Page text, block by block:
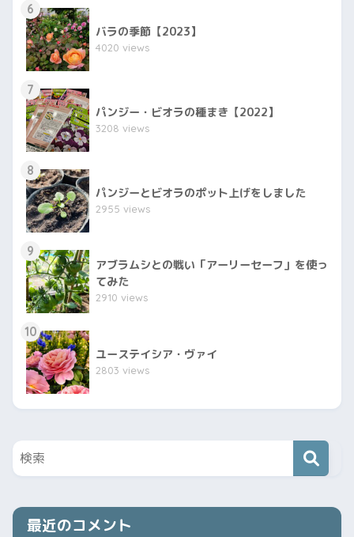
6
バラの季節【2023】
4020 views
7
パンジー・ビオラの種まき【2022】
3208 views
8
パンジーとビオラのポット上げをしました
2955 views
9
アブラムシとの戦い「アーリーセーフ」を使っ
てみた
2910 views
10
ユーステイシア・ヴァイ
2803 views
最近のコメント